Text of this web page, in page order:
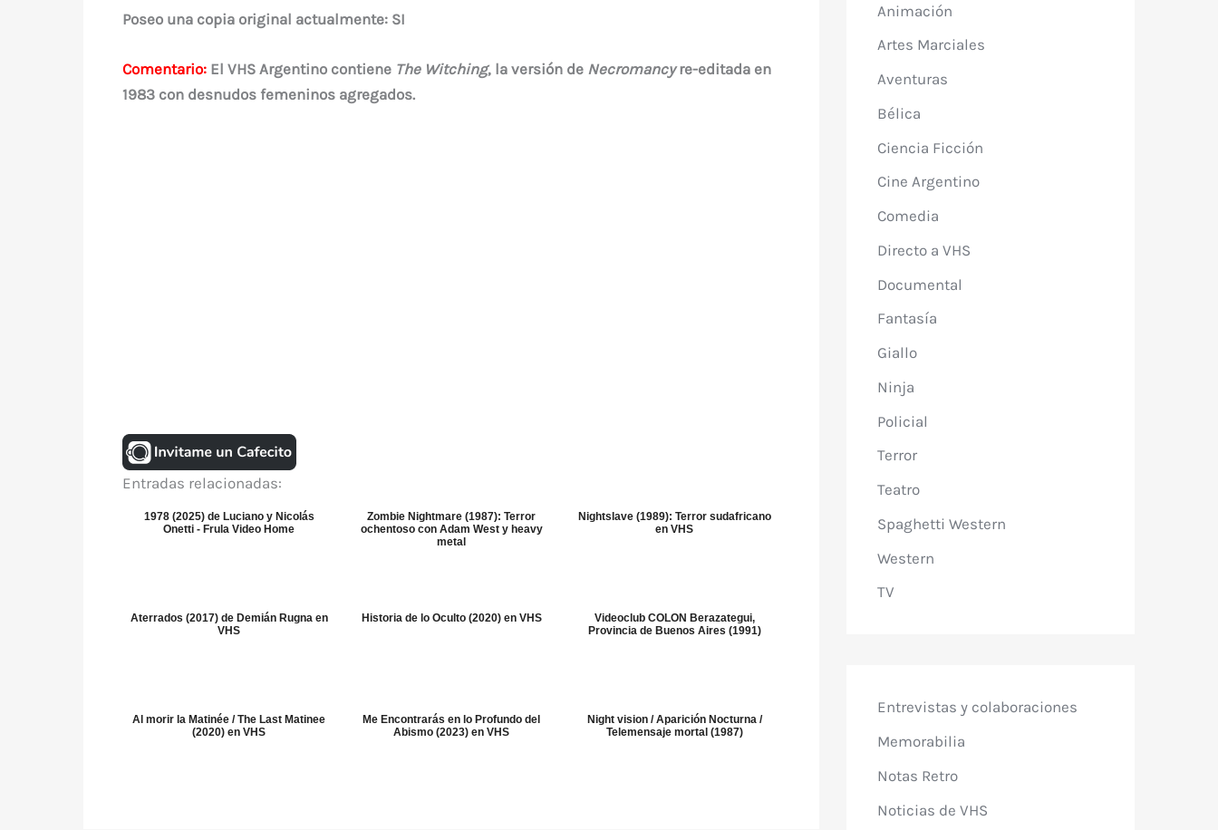
Poseo una copia original actualmente: SI
Comentario: El VHS Argentino contiene The Witching, la versión de Necromancyre-editada en
1983 con desnudos femeninos agregados.
Entradas relacionadas:
1978 (2025) de Luciano y Nicolás
Onetti - Frula Video Home
Zombie Nightmare (1987): Terror
ochentoso con Adam West y heavy
metal
Nightslave (1989): Terror sudafricano
en VHS
Aterrados (2017) de Demián Rugna en
VHS
Historia de lo Oculto (2020) en VHS
Videoclub COLON Berazategui,
Provincia de Buenos Aires (1991)
Al morir la Matinée / The Last Matinee
(2020) en VHS
Me Encontrarás en lo Profundo del
Abismo (2023) en VHS
Night vision / Aparición Nocturna /
Telemensaje mortal (1987)
Animación
Artes Marciales
Aventuras
Bélica
Ciencia Ficción
Cine Argentino
Comedia
Directo a VHS
Documental
Fantasía
Giallo
Ninja
Policial
Terror
Teatro
Spaghetti Western
Western
TV
Entrevistas y colaboraciones
Memorabilia
Notas Retro
Noticias de VHS